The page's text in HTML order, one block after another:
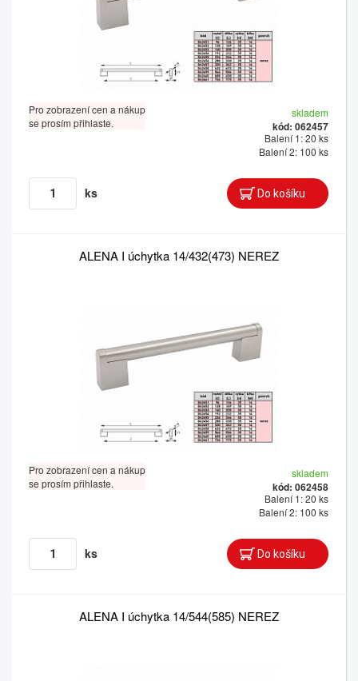
Pro zobrazení cen a nákup
se prosím přihlaste.
skladem
kód: 062457
Balení 1: 20 ks
Balení 2: 100 ks
ks
ALENA I úchytka 14/432(473) NEREZ
Pro zobrazení cen a nákup
se prosím přihlaste.
skladem
kód: 062458
Balení 1: 20 ks
Balení 2: 100 ks
ks
ALENA I úchytka 14/544(585) NEREZ